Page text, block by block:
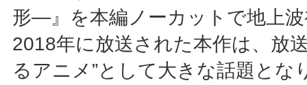
形―』を本編ノーカットで地上
2018年に放送された本作は、放
るアニメ”として大きな話題とな